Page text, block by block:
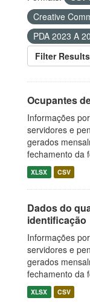
Creative
PDA 2023 A
Filter Results
Ocupantes
Informações
servidores e
gerados
fechamento da
XLSX CSV
Dados do
identificação
Informações
servidores e
gerados
fechamento da
XLSX CSV